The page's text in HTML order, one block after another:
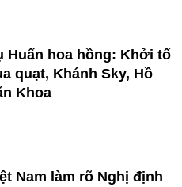
Huấn hoa hồng: Khởi tố
quạt, Khánh Sky, Hồ
Khoa
Nam làm rõ Nghị định